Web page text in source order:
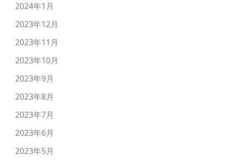
2024年1月
2023年12月
2023年11月
2023年10月
2023年9月
2023年8月
2023年7月
2023年6月
2023年5月